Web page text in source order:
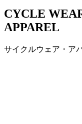
CYCLE
APPAREL
サイクルウェア・ア